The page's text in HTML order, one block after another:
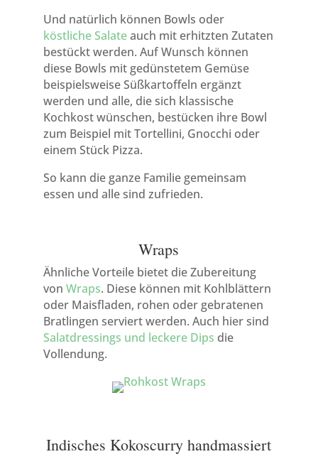
Und natürlich können Bowls oder
köstliche Salateauch mit erhitzten Zutaten
bestückt werden. Auf Wunsch können
diese Bowls mit gedünstetem Gemüse
beispielsweise Süßkartoffeln ergänzt
werden und alle, die sich klassische
Kochkost wünschen, bestücken ihre Bowl
zum Beispiel mit Tortellini, Gnocchi oder
einem Stück Pizza.
So kann die ganze Familie gemeinsam
essen und alle sind zufrieden.
Wraps
Ähnliche Vorteile bietet die Zubereitung
von Wraps. Diese können mit Kohlblättern
oder Maisfladen, rohen oder gebratenen
Bratlingen serviert werden. Auch hier sind
Salatdressings und leckere Dips die
Vollendung.
Indisches Kokoscurry handmassiert